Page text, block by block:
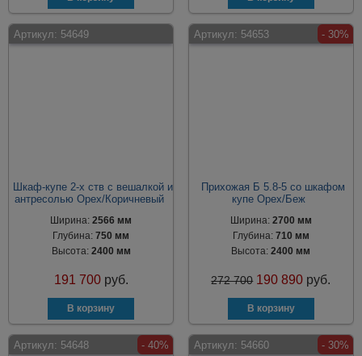
Артикул: 54649
Шкаф-купе 2-х ств с вешалкой и
антресолью Орех/Коричневый
Ширина:2566 мм
Глубина:750 мм
Высота: 2400 мм
191 700 руб.
Артикул: 54653 - 30%
Прихожая Б 5.8-5 со шкафом
купе Орех/Беж
Ширина: 2700 мм
Глубина: 710 мм
Высота:2400 мм
272 700 190 890 руб.
Артикул: 54648 - 40% Артикул: 54660 - 30%